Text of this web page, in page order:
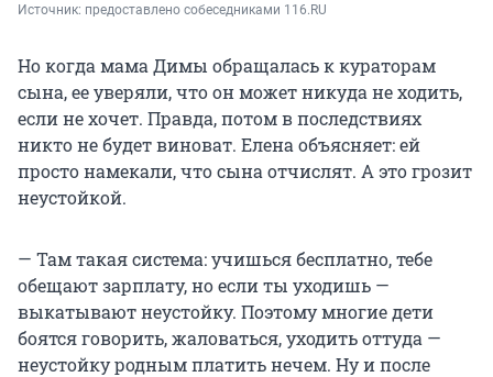
Источник: предоставлено собеседниками 116.RU
Но когда мама Димы обращалась к кураторам
сына, ее уверяли, что он может никуда не ходить,
если не хочет. Правда, потом в последствиях
никто не будет виноват. Елена объясняет: ей
просто намекали, что сына отчислят. А это грозит
неустойкой.
— Там такая система: учишься бесплатно, тебе
обещают зарплату, но если ты уходишь —
выкатывают неустойку. Поэтому многие дети
боятся говорить, жаловаться, уходить оттуда —
неустойку родным платить нечем. Ну и после